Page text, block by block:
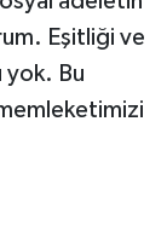
Eşitliği ve
yok. Bu